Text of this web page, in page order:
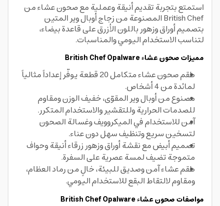
استمتع بتجربة تقديم أنيقة وعملية مع صحون عشاء من
British Chef المصنوعة من زجاج أوبال وير المتين
بتصميم أوراق وزهور باللون الأزرق على قاعدة بيضاء،
لتناسب الاستخدام اليومي والمناسبات.
مميزات صحون عشاء British Chef Opalware
طقم صحون عشاء متكامل 20 قطعة يوفّر إعداداً مثالياً
لمائدة من 4 أشخاص.
مصنوع من أوبال وير المقوّى، خفيف الوزن ومقاوم
للصدمات الحرارية وللتقشير والاستخدام المتكرر.
آمن للاستخدام في الميكروويف وغسالة الصحون
لتسخين سريع وتنظيف سهل دون عناء.
تصميم أبيض مع نقشة أوراق وزهور زرقاء أنيقة وحواف
متموجة تضيف لمسة عصرية على السفرة.
طقم عشاء آمن وصديق للبيئة، خالٍ من رماد العظام،
ومقاوم لالتقاط البقع للاستخدام اليومي.
مواصفات صحون عشاء British Chef Opalware